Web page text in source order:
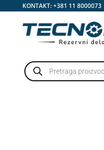
KONTAKT:+381 11 8000073
Products
search